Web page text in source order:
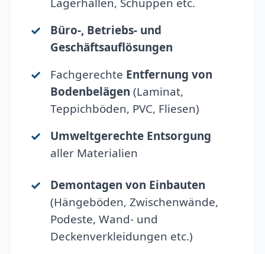
Lagerhallen, Schuppen etc.
Büro-, Betriebs- und
Geschäftsauflösungen
Fachgerechte Entfernung von
Bodenbelägen (Laminat,
Teppichböden, PVC, Fliesen)
Umweltgerechte Entsorgung
aller Materialien
Demontagen von Einbauten
(Hängeböden, Zwischenwände,
Podeste, Wand- und
Deckenverkleidungen etc.)